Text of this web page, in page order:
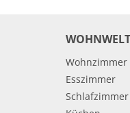
Wohnzimmer
Esszimmer
Schlafzimmer